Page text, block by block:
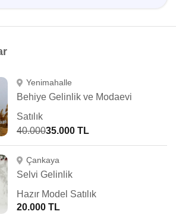
Yenimahalle
Behiye Gelinlik ve Modaevi
Satılık
40.00035.000 TL
Çankaya
Selvi Gelinlik
Hazır Model Satılık
20.000 TL